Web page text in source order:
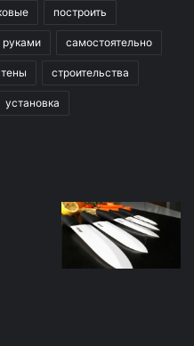
построить
руками самостоятельно
строительства
установка